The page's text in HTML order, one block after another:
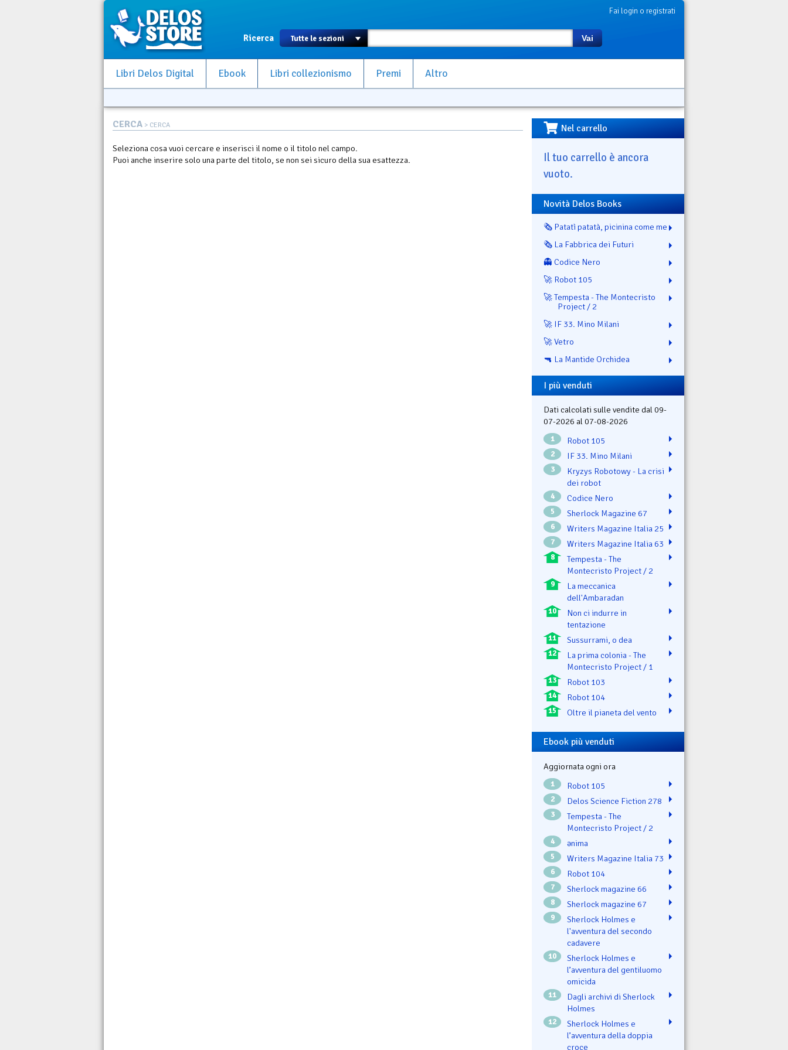
Fai login o registrati
Ricerca Vai
Libri Delos Digital Ebook Libri collezionismo Premi Altro
CERCA > CERCA
Seleziona cosa vuoi cercare e inserisci il nome o il titolo nel campo.
Puoi anche inserire solo una parte del titolo, se non sei sicuro della sua esattezza.
Nel carrello
Il tuo carrello è ancora
vuoto.
Novità Delos Books
🗞️ Patatì patatà, picinina come me
🗞️ La Fabbrica dei Futuri
👻 Codice Nero
🚀 Robot 105
🚀 Tempesta - The Montecristo
Project / 2
🚀 IF 33. Mino Milani
🚀 Vetro
🔫 La Mantide Orchidea
I più venduti
Dati calcolati sulle vendite dal 09-
07-2026 al 07-08-2026
1 Robot 105
2 IF 33. Mino Milani
3
Kryzys Robotowy - La crisi
dei robot
4 Codice Nero
5 Sherlock Magazine 67
6 Writers Magazine Italia 25
7 Writers Magazine Italia 63
8
Tempesta - The
Montecristo Project / 2
9
La meccanica
dell'Ambaradan
10
Non ci indurre in
tentazione
11 Sussurrami, o dea
12
La prima colonia - The
Montecristo Project / 1
13 Robot 103
14 Robot 104
15 Oltre il pianeta del vento
Ebook più venduti
Aggiornata ogni ora
1 Robot 105
2 Delos Science Fiction 278
3
Tempesta - The
Montecristo Project / 2
4 ənima
5 Writers Magazine Italia 73
6 Robot 104
7 Sherlock magazine 66
8 Sherlock magazine 67
9
Sherlock Holmes e
l'avventura del secondo
cadavere
10
Sherlock Holmes e
l’avventura del gentiluomo
omicida
11
Dagli archivi di Sherlock
Holmes
12
Sherlock Holmes e
l’avventura della doppia
croce